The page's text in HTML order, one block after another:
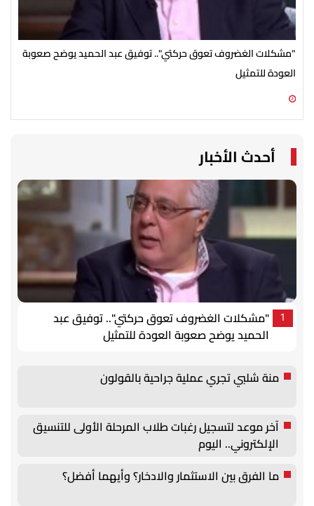
"مشكلات الغضروف تعوق حركتي".. توفيق عبد الحميد يوضح صعوبة
العودة للتمثيل
أحدث الأخبار
1
"مشكلات الغضروف تعوق حركتي".. توفيق عبد
الحميد يوضح صعوبة العودة للتمثيل
منة شلبي تجري عملية جراحية بالقولون
آخر موعد لتسجيل رغبات طلاب المرحلة الأولى للتنسيق
الإلكتروني.. اليوم
ما الفرق بين الاستثمار والادخار؟ وأيهما أفضل؟